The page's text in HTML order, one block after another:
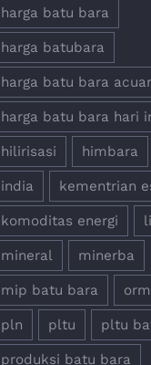
harga batu bara
harga batubara
harga batu bara
harga batu bara hari
hilirisasi himbara
india kementrian
komoditas energi
mineral minerba
mip batu bara
pln pltu pltu
produksi batu bara